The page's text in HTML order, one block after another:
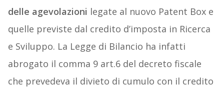
delle agevolazioni legate al nuovo Patent Box e
quelle previste dal credito d’imposta in Ricerca
e Sviluppo. La Legge di Bilancio ha infatti
abrogato il comma 9 art.6 del decreto fiscale
che prevedeva il divieto di cumulo con il credito